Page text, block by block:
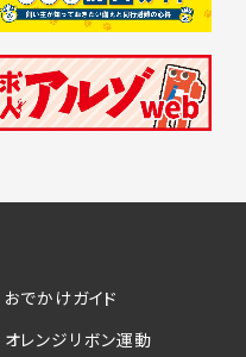
おでかけガイド
オレンジリボン運動